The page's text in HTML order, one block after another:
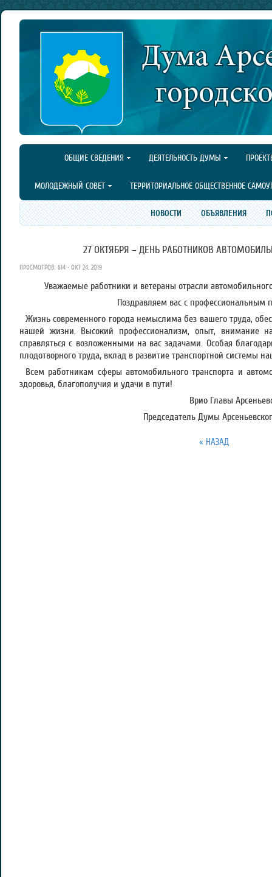
ОБЩИЕ СВЕДЕНИЯ ДЕЯТЕЛЬНОСТЬ ДУМЫ
МОЛОДЕЖНЫЙ СОВЕТ ТЕРРИТОРИАЛЬНОЕ ОБЩЕСТВЕННОЕ
НОВОСТИ ОБЪЯВЛЕНИЯ
27 ОКТЯБРЯ – ДЕНЬ РАБОТНИКОВ
ПРОСМОТРОВ: 614 · ОКТ 24, 2019
Уважаемые работники и ветераны отрасли
Поздравляем вас с профессиональным
Жизнь современного города немыслима без вашего труда,
нашей жизни. Высокий профессионализм, опыт, внимание
справляться с возложенными на вас задачами. Особая
плодотворного труда, вклад в развитие транспортной системы
Всем работникам сферы автомобильного транспорта и
здоровья, благополучия и удачи в пути!
Врио Главы
Председатель Думы
« НАЗАД